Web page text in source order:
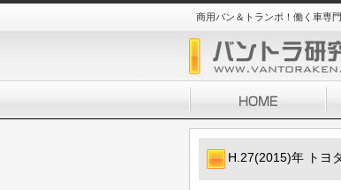
商用バン＆トランポ！働く車専門
H.27(2015)年 トヨ